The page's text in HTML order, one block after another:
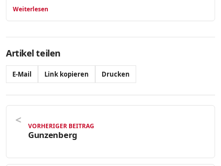
Weiterlesen
Artikel teilen
E-Mail Link kopieren Drucken
VORHERIGER BEITRAG
Gunzenberg